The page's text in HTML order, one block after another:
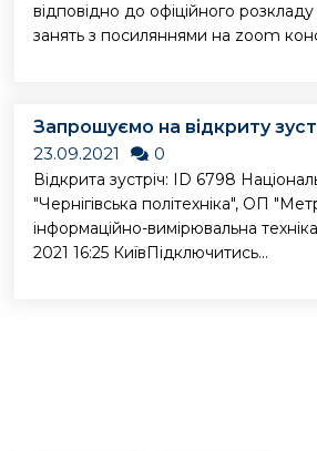
відповідно до офіційного
занять з посиляннями на zoom
Запрошуємо на відкриту
23.09.2021
0
Відкрита зустріч: ID 6798
"Чернігівська політехніка", ОП
інформаційно-вимірювальна
2021 16:25 КиївПідключитись...